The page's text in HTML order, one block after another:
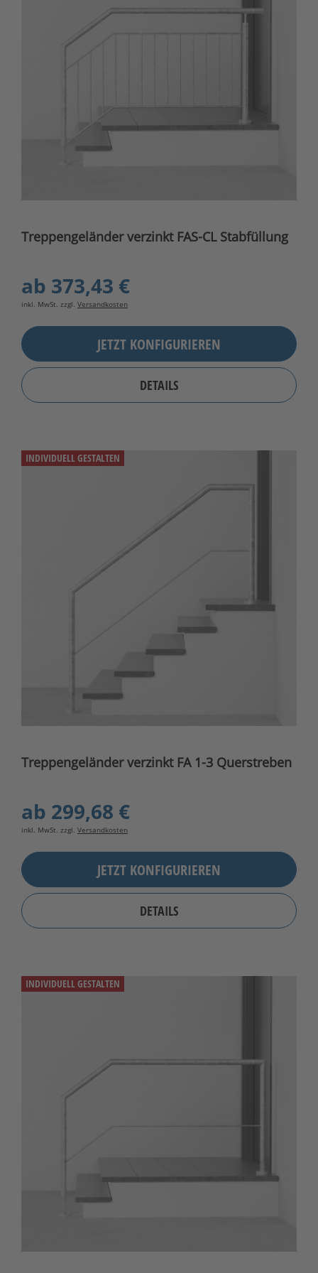
Treppengeländer verzinkt FAS-CL Stabfüllung
ab 373,43 €
inkl. MwSt. zzgl. Versandkosten
JETZT KONFIGURIEREN
DETAILS
INDIVIDUELL GESTALTEN
Treppengeländer verzinkt FA 1-3 Querstreben
ab 299,68 €
inkl. MwSt. zzgl. Versandkosten
JETZT KONFIGURIEREN
DETAILS
INDIVIDUELL GESTALTEN